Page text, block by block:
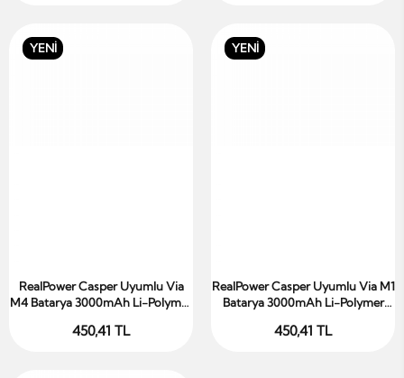
YENİ
Sepete Ekle
RealPower Casper Uyumlu Via
M4 Batarya 3000mAh Li-Polymer
450,41 TL
YENİ
Sepete Ekle
RealPower Casper Uyumlu Via M1
Batarya 3000mAh Li-Polymer
450,41 TL